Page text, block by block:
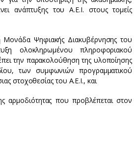
ανάπτυξης του Α.Ε.Ι. στους τομείς
Μονάδα Ψηφιακής Διακυβέρνησης του
ολοκληρωμένου πληροφοριακού
την παρακολούθηση της υλοποίησης
των συμφωνιών προγραμματικού
στοχοθεσίας του Α.Ε.Ι., και
αρμοδιότητας που προβλέπεται στον